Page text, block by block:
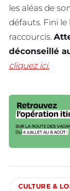
les aléas de
défauts. Fini
raccourcis.
déconseillé
cliquez ici.
CULTURE &